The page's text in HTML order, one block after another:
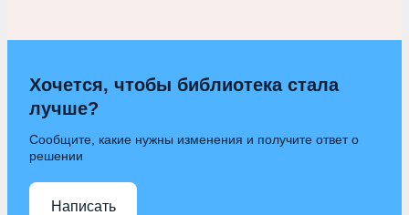
Хочется, чтобы библиотека стала
лучше?
Сообщите, какие нужны изменения и получите ответ о
решении
Написать